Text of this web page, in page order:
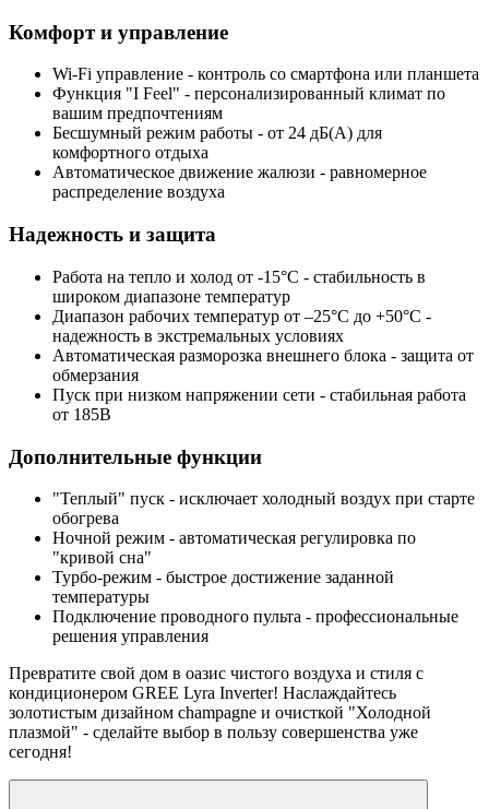
Комфорт и управление
Wi-Fi управление - контроль со смартфона или планшета
Функция "I Feel" - персонализированный климат по
вашим предпочтениям
Бесшумный режим работы - от 24 дБ(А) для
комфортного отдыха
Автоматическое движение жалюзи - равномерное
распределение воздуха
Надежность и защита
Работа на тепло и холод от -15°С - стабильность в
широком диапазоне температур
Диапазон рабочих температур от –25°С до +50°С -
надежность в экстремальных условиях
Автоматическая разморозка внешнего блока - защита от
обмерзания
Пуск при низком напряжении сети - стабильная работа
от 185В
Дополнительные функции
"Теплый" пуск - исключает холодный воздух при старте
обогрева
Ночной режим - автоматическая регулировка по
"кривой сна"
Турбо-режим - быстрое достижение заданной
температуры
Подключение проводного пульта - профессиональные
решения управления
Превратите свой дом в оазис чистого воздуха и стиля с
кондиционером GREE Lyra Inverter! Наслаждайтесь
золотистым дизайном champagne и очисткой "Холодной
плазмой" - сделайте выбор в пользу совершенства уже
сегодня!